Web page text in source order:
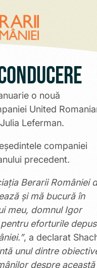
o nouă
United
Leferman.
companiei
precedent.
Berarii României
și mă bucură în
meu, domnul Igor
eforturile
, a declarat
unul dintre
despre această